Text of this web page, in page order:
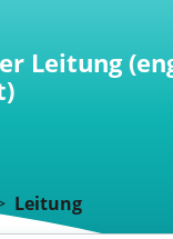
Leitung
Leitung